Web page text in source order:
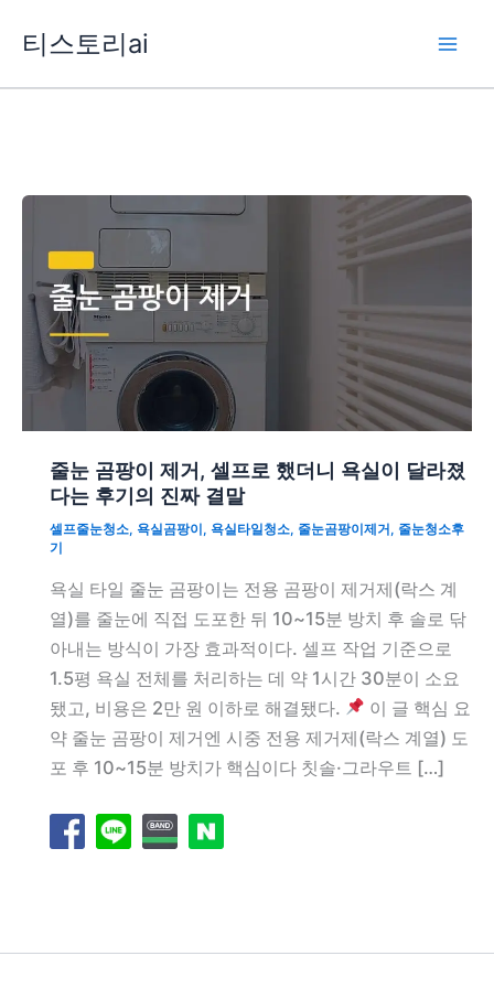
티스토리ai
줄눈 곰팡이 제거, 셀프로 했더니 욕실이 달라졌
다는 후기의 진짜 결말
셀프줄눈청소, 욕실곰팡이 , 욕실타일청소, 줄눈곰팡이제거 , 줄눈청소후
기
욕실 타일 줄눈 곰팡이는 전용 곰팡이 제거제(락스 계
열)를 줄눈에 직접 도포한 뒤 10~15분 방치 후 솔로 닦
아내는 방식이 가장 효과적이다. 셀프 작업 기준으로
1.5평 욕실 전체를 처리하는 데 약 1시간 30분이 소요
됐고, 비용은 2만 원 이하로 해결됐다.
이 글 핵심 요
약 줄눈 곰팡이 제거엔 시중 전용 제거제(락스 계열) 도
포 후 10~15분 방치가 핵심이다 칫솔·그라우트 […]